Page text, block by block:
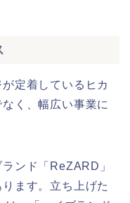
定着しているヒカ
く、幅広い事業に
ンド「ReZARD」
ます。立ち上げた